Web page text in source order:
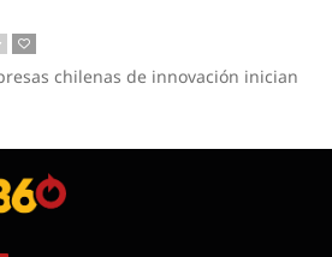
chilenas de innovación inician